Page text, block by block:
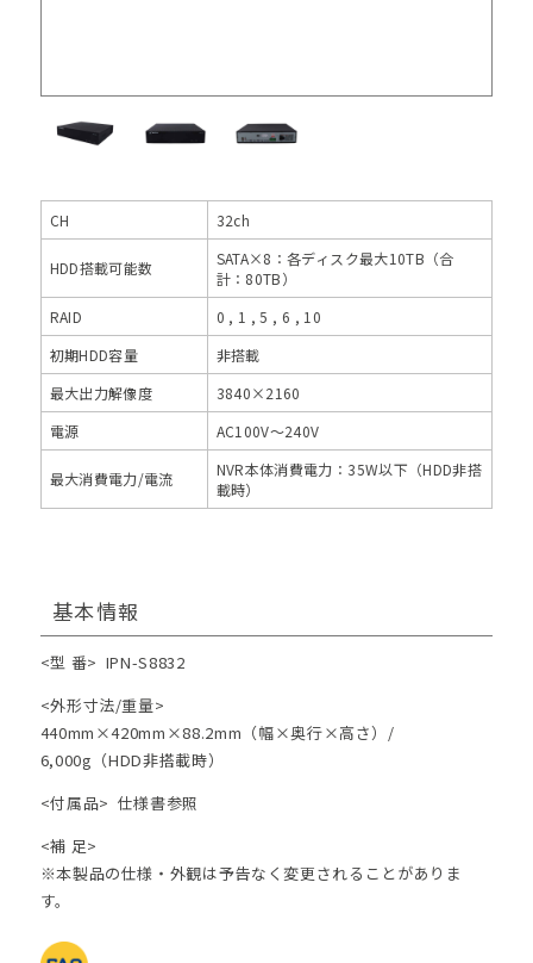
CH 32ch
HDD搭載可能数
SATA×8：各ディスク最大10TB（合
計：80TB）
RAID
0 , 1 , 5 , 6 , 10
初期HDD容量
非搭載
最大出力解像度
3840×2160
電源
AC100V～240V
最大消費電力/電流
NVR本体消費電力：35W以下（HDD非搭
載時）
基本情報
<型 番> IPN-S8832
<外形寸法/重量>
440mm×420mm×88.2mm（幅×奥行×高さ）/
6,000g（HDD非搭載時）
<付属品> 仕様書参照
<補 足>
※本製品の仕様・外観は予告なく変更されることがありま
す。